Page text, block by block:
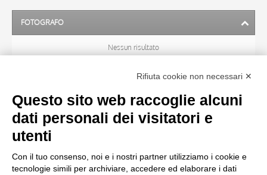
FOTOGRAFO
Nessun risultato
TITOLO
MATERIA E TECNICA
Rifiuta cookie non necessari ✕
Questo sito web raccoglie alcuni
dati personali dei visitatori e
utenti
Con il tuo consenso, noi e i nostri partner utilizziamo i cookie e
tecnologie simili per archiviare, accedere ed elaborare i dati